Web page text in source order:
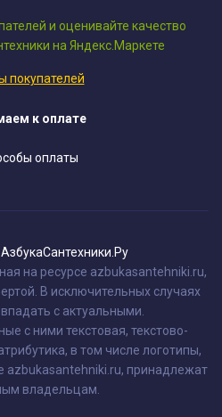
покупателей
к оплате
на ресурсе azbukasantehniki.ru,
В исключительных случаях
с актуальными.
с ними текстовая, текстово-
в том числе логотипы,
azbukasantehniki.ru, принадлежат
владельцам.